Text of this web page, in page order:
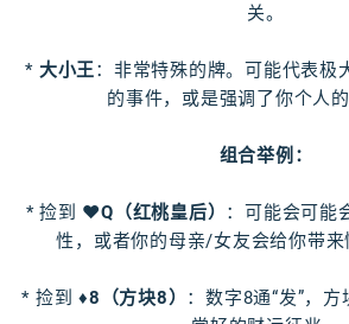
关。
* 大小王：非常特殊的牌。可能代表极
的事件，或是强调了你个人的
组合举例：
* 捡到 ♥Q（红桃皇后） ：可能会可能
性，或者你的母亲/女友会给你带来
* 捡到♦8（方块8） ：数字8通“发”，